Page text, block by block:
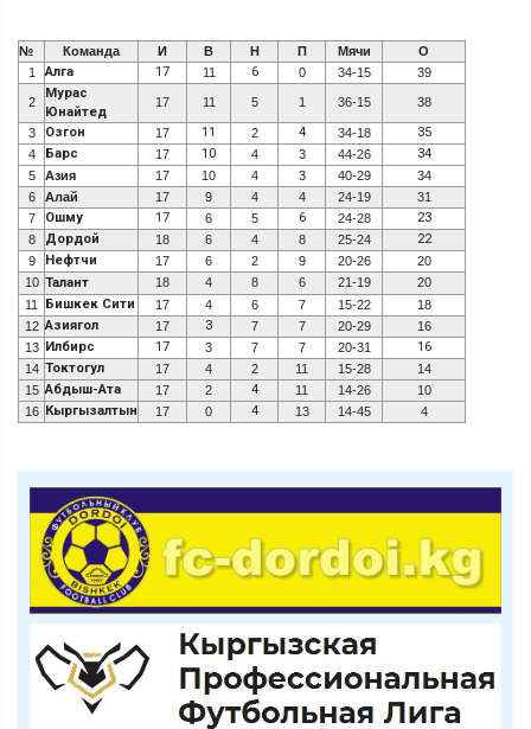
№ Команда И В Н П Мячи
О
1
Алга 17 11 6 0 34-15 39
2
Мурас
Юнайтед
17 11 5 1 36-15 38
3 Озгон 17 11 2 4 34-18 35
4 Барс 17 10 4 3 44-26 34
5 Азия 17 10 4 3 40-29
34
6
Алай 17 9 4 4 24-19
31
7
Ошму 17 6 5 6 24-28 23
8 Дордой 18 6 4 8 25-24 22
9 Нефтчи 17 6 2 9 20-26
20
10 Талант 18 4 8 6 21-19
20
11
Бишкек Сити 17 4 6 7 15-22
18
12 Азиягол 17 3 7 7 20-29
16
13 Илбирс 17 3 7 7 20-31 16
14 Токтогул 17 4 2 11 15-28
14
15 Абдыш-Ата 17 2 4 11 14-26
10
16 Кыргызалтын 17 0 4 13 14-45 4